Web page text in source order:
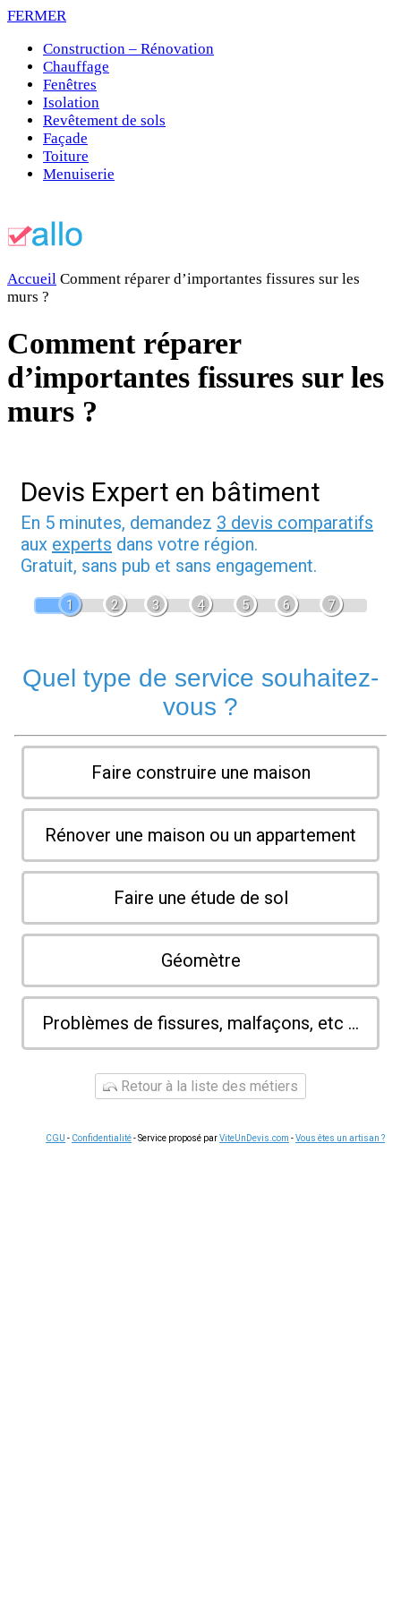
FERMER
Construction – Rénovation
Chauffage
Fenêtres
Isolation
Revêtement de sols
Façade
Toiture
Menuiserie
Accueil Comment réparer d’importantes fissures sur les
murs ?
Comment réparer
d’importantes fissures sur les
murs ?
Devis Expert en bâtiment
En 5 minutes, demandez 3 devis comparatifs
aux experts dans votre région.
Gratuit, sans pub et sans engagement.
1 2 3 4 5 6 7
Quel type de service souhaitez-
vous ?
Faire construire une maison
Rénover une maison ou un appartement
Faire une étude de sol
Géomètre
Problèmes de fissures, malfaçons, etc ...
Retour à la liste des métiers
CGU - Confidentialité- Service proposé parViteUnDevis.com -Vous êtes un artisan ?